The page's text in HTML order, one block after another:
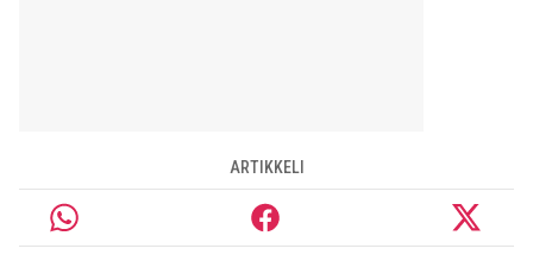
ARTIKKELI